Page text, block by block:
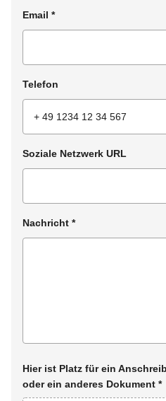
Email *
Telefon
Soziale Netzwerk URL
Nachricht *
Hier ist Platz für ein
oder ein anderes Dokument *